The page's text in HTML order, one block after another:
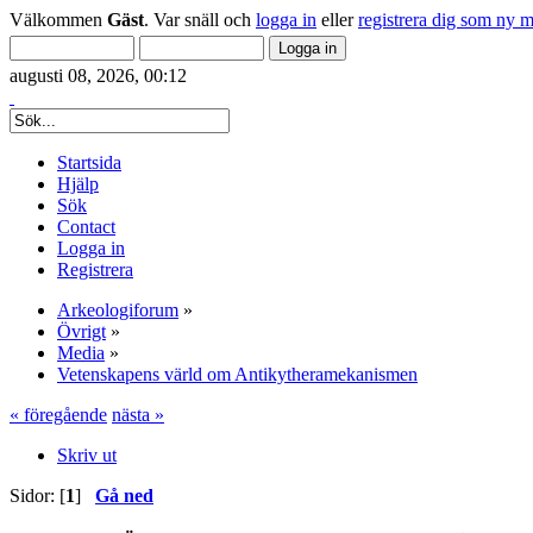
Välkommen Gäst. Var snäll och logga in ellerregistrera dig som ny
augusti 08, 2026, 00:12
Startsida
Hjälp
Sök
Contact
Logga in
Registrera
Arkeologiforum »
Övrigt »
Media »
Vetenskapens värld om Antikytheramekanismen
« föregående nästa »
Skriv ut
Sidor: [1] Gå ned